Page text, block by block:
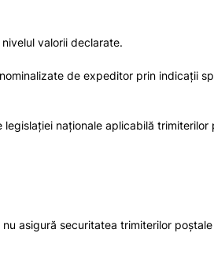
valorii declarate.
de expeditor prin indicaţii
naţionale aplicabilă trimiterilor
asigură securitatea trimiterilor